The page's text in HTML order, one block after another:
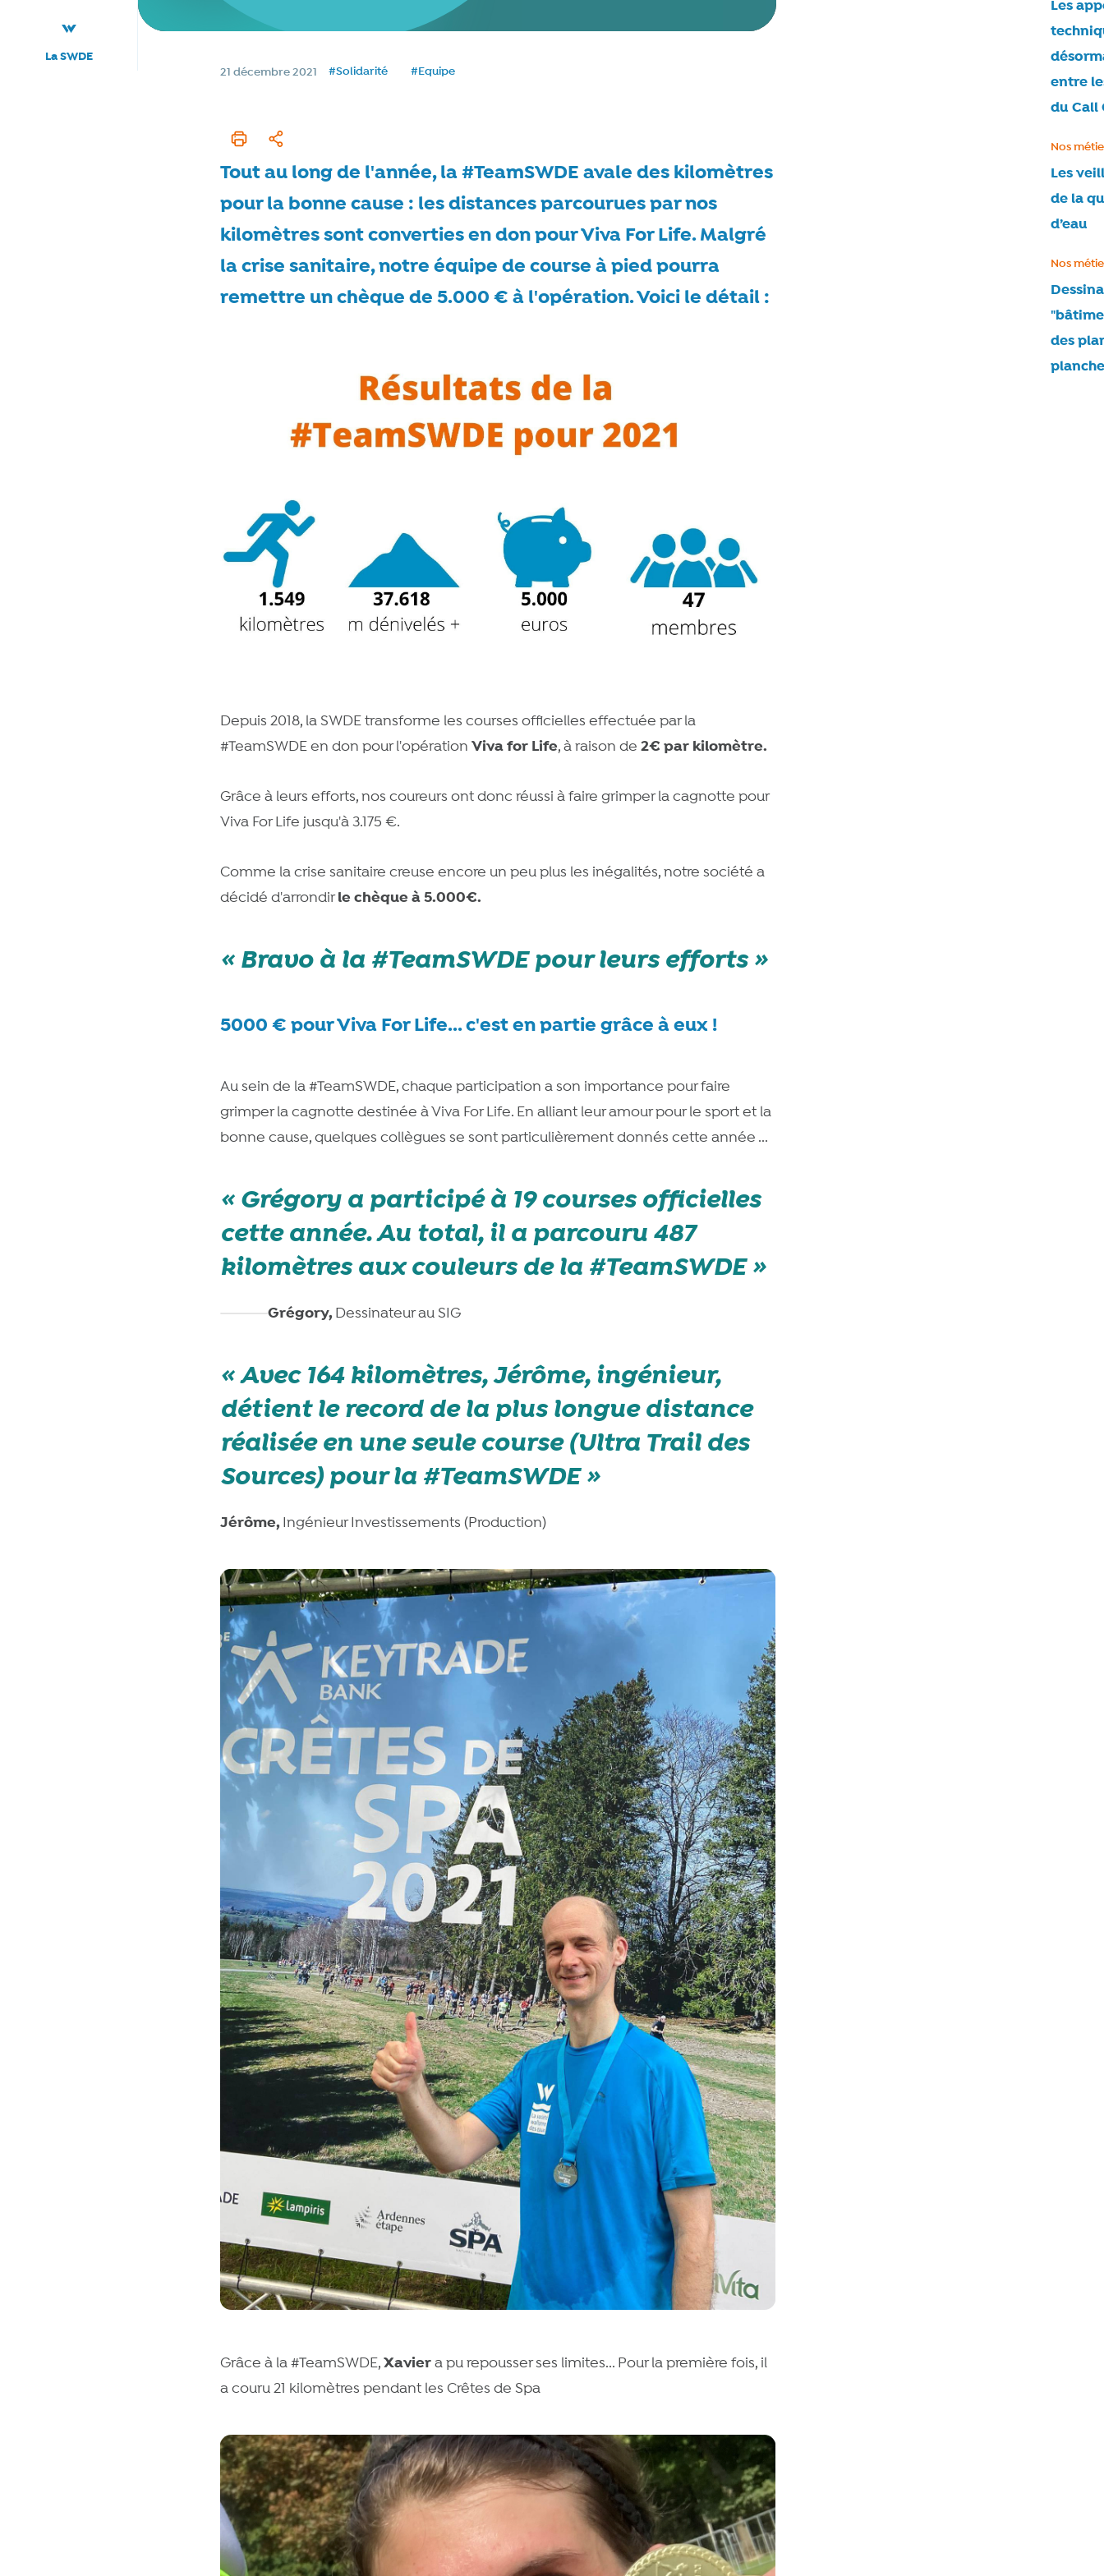
La SWDE
Date de publication
21 décembre 2021 Tags
#Solidarité #Equipe
Imprimer cet article
Partager
Tout au long de l'année, la #TeamSWDE avale des kilomètres
pour la bonne cause : les distances parcourues par nos
kilomètres sont converties en don pour Viva For Life. Malgré
la crise sanitaire, notre équipe de course à pied pourra
remettre un chèque de 5.000 € à l'opération. Voici le détail :
Depuis 2018, la SWDE transforme les courses officielles effectuée par la
#TeamSWDE en don pour l'opération Viva for Life, à raison de 2€ par kilomètre.
Grâce à leurs efforts, nos coureurs ont donc réussi à faire grimper la cagnotte pour
Viva For Life jusqu'à 3.175 €.
Comme la crise sanitaire creuse encore un peu plus les inégalités, notre société a
décidé d'arrondirle chèque à 5.000€.
Bravo à la #TeamSWDE pour leurs efforts
5000 € pour Viva For Life... c'est en partie grâce à eux !
Au sein de la #TeamSWDE, chaque participation a son importance pour faire
grimper la cagnotte destinée à Viva For Life. En alliant leur amour pour le sport et la
bonne cause, quelques collègues se sont particulièrement donnés cette année ...
Grégory a participé à 19 courses officielles
cette année. Au total, il a parcouru 487
kilomètres aux couleurs de la #TeamSWDE
Grégory,Dessinateur au SIG
Avec 164 kilomètres, Jérôme, ingénieur,
détient le record de la plus longue distance
réalisée en une seule course (Ultra Trail des
Sources) pour la #TeamSWDE
Jérôme,Ingénieur Investissements (Production)
Grâce à la #TeamSWDE,Xaviera pu repousser ses limites... Pour la première fois, il
a couru 21 kilomètres pendant les Crêtes de Spa
Les
entre
du Call
Les
de la
d’eau
Nos
des
planche
Nos